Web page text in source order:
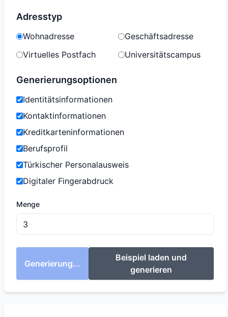
Adresstyp
Wohnadresse
Geschäftsadresse
Virtuelles Postfach
Universitätscampus
Generierungsoptionen
Identitätsinformationen
Kontaktinformationen
Kreditkarteninformationen
Berufsprofil
Türkischer Personalausweis
Digitaler Fingerabdruck
Menge
Generierung...
Beispiel laden und
generieren